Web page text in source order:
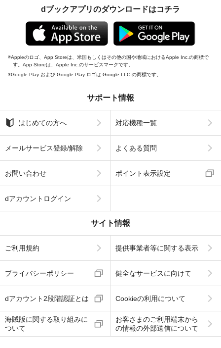
dブックアプリのダウンロードはコチラ
Appleのロゴ、App Storeは、米国もしくはその他の国や地域におけるApple Inc.の商標で
す。App Storeは、Apple Inc.のサービスマークです。
Google Play および Google Play ロゴは Google LLC の商標です。
サポート情報
はじめての方へ 対応機種一覧
メールサービス登録/解除 よくある質問
お問い合わせ ポイント表示設定
dアカウントログイン
サイト情報
ご利用規約 提供事業者等に関する表示
プライバシーポリシー 健全なサービスに向けて
dアカウント2段階認証とは Cookieの利用について
海賊版に関する取り組みに
ついて
お客さまのご利用端末から
の情報の外部送信について